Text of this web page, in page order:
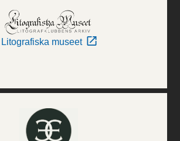
Litografiska museet